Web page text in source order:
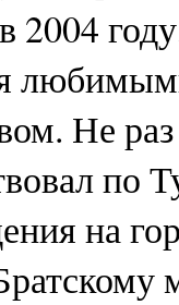
Не
по
на